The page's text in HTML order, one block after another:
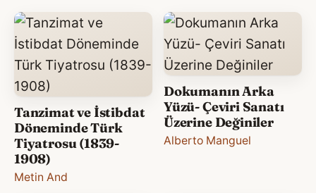
Tanzimat ve İstibdat
Döneminde Türk
Tiyatrosu (1839-
1908)
Metin And
Dokumanın Arka
Yüzü- Çeviri Sanatı
Üzerine Değiniler
Alberto Manguel